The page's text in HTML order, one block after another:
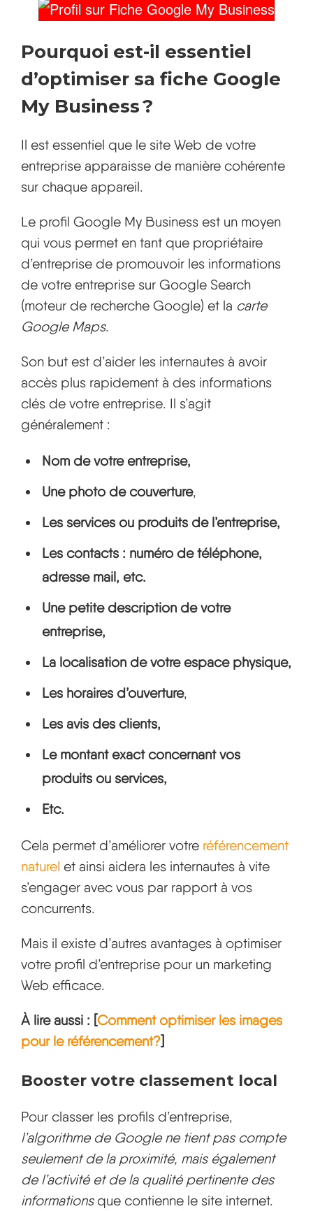
Pourquoi est-il essentiel
d’optimiser sa fiche Google
My Business ?
Il est essentiel que le site Web de votre
entreprise apparaisse de manière cohérente
sur chaque appareil.
Le profil Google My Business est un moyen
qui vous permet en tant que propriétaire
d’entreprise de promouvoir les informations
de votre entreprise sur Google Search
(moteur de recherche Google) et la carte
Google Maps.
Son but est d’aider les internautes à avoir
accès plus rapidement à des informations
clés de votre entreprise. Il s’agit
généralement :
Nom de votre entreprise,
Une photo de couverture,
Les services ou produits de l’entreprise,
Les contacts : numéro de téléphone,
adresse mail, etc.
Une petite description de votre
entreprise,
La localisation de votre espace physique,
Les horaires d’ouverture,
Les avis des clients,
Le montant exact concernant vos
produits ou services,
Etc.
Cela permet d’améliorer votre référencement
naturel et ainsi aidera les internautes à vite
s’engager avec vous par rapport à vos
concurrents.
Mais il existe d’autres avantages à optimiser
votre profil d’entreprise pour un marketing
Web efficace.
À lire aussi : [Comment optimiser les images
pour le référencement?]
Booster votre classement local
Pour classer les profils d’entreprise,
l’algorithme de Google ne tient pas compte
seulement de la proximité, mais également
de l’activité et de la qualité pertinente des
informationsque contienne le site internet.